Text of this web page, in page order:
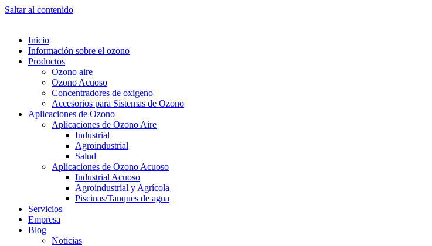
Saltar al contenido
Inicio
Información sobre el ozono
Productos
Ozono aire
Ozono Acuoso
Concentradores de oxigeno
Accesorios para Sistemas de Ozono
Aplicaciones de Ozono
Aplicaciones de Ozono Aire
Industrial
Agroindustrial
Salud
Aplicaciones de Ozono Acuoso
Industrial Acuoso
Agroindustrial y Agrícola
Piscinas/Tanques de agua
Servicios
Empresa
Blog
Noticias